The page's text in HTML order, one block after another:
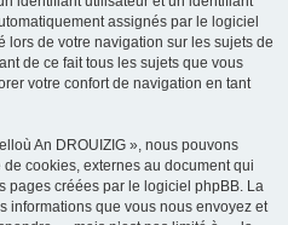
assignés par le logiciel
lors de votre navigation sur les sujets de
de ce fait tous les sujets que vous
votre confort de navigation en tant
An DROUIZIG », nous pouvons
cookies, externes au document qui
pages créées par le logiciel phpBB. La
informations que vous nous envoyez et